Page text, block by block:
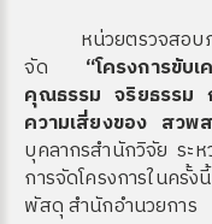
หน่วยตรวจสอบภา
จัด “โครงการขับเ
คุณธรรม จริยธรรม
ความเสี่ยงของ สว
บุคลากรสำนักวิจัย ระ
การจัดโครงการในครั้
พัสดุ สำนักอำนวยการ